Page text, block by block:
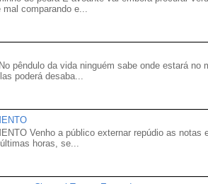
comparando e...
pêndulo da vida ninguém sabe onde estará no
poderá desaba...
Venho a público externar repúdio as notas
horas, se...